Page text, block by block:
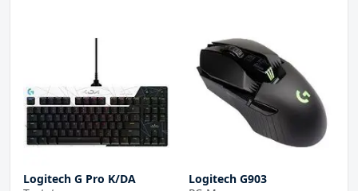
Logitech G Pro K/DA
Logitech G903